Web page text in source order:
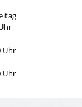
Uhr
Uhr